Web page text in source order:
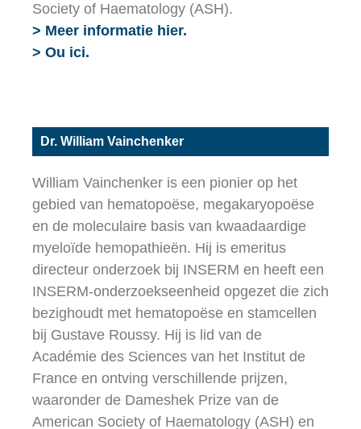
Society of Haematology (ASH).
> Meer informatie hier.
> Ou ici.
Dr. William Vainchenker
William Vainchenker is een pionier op het
gebied van hematopoëse, megakaryopoëse
en de moleculaire basis van kwaadaardige
myeloïde hemopathieën. Hij is emeritus
directeur onderzoek bij INSERM en heeft een
INSERM-onderzoekseenheid opgezet die zich
bezighoudt met hematopoëse en stamcellen
bij Gustave Roussy. Hij is lid van de
Académie des Sciences van het Institut de
France en ontving verschillende prijzen,
waaronder de Dameshek Prize van de
American Society of Haematology (ASH) en